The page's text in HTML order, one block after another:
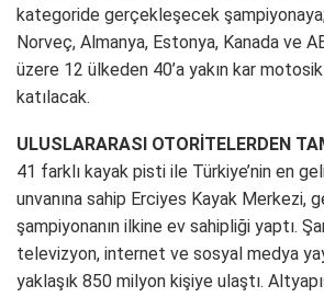
kategoride gerçekleşecek
Norveç, Almanya, Estonya, Kanada ve
üzere 12 ülkeden 40’a yakın kar
katılacak.
ULUSLARARASI OTORİTELERDEN
41 farklı kayak pisti ile Türkiye’nin en
unvanına sahip Erciyes Kayak Merkezi,
şampiyonanın ilkine ev sahipliği yaptı.
televizyon, internet ve sosyal medya
yaklaşık 850 milyon kişiye ulaştı.